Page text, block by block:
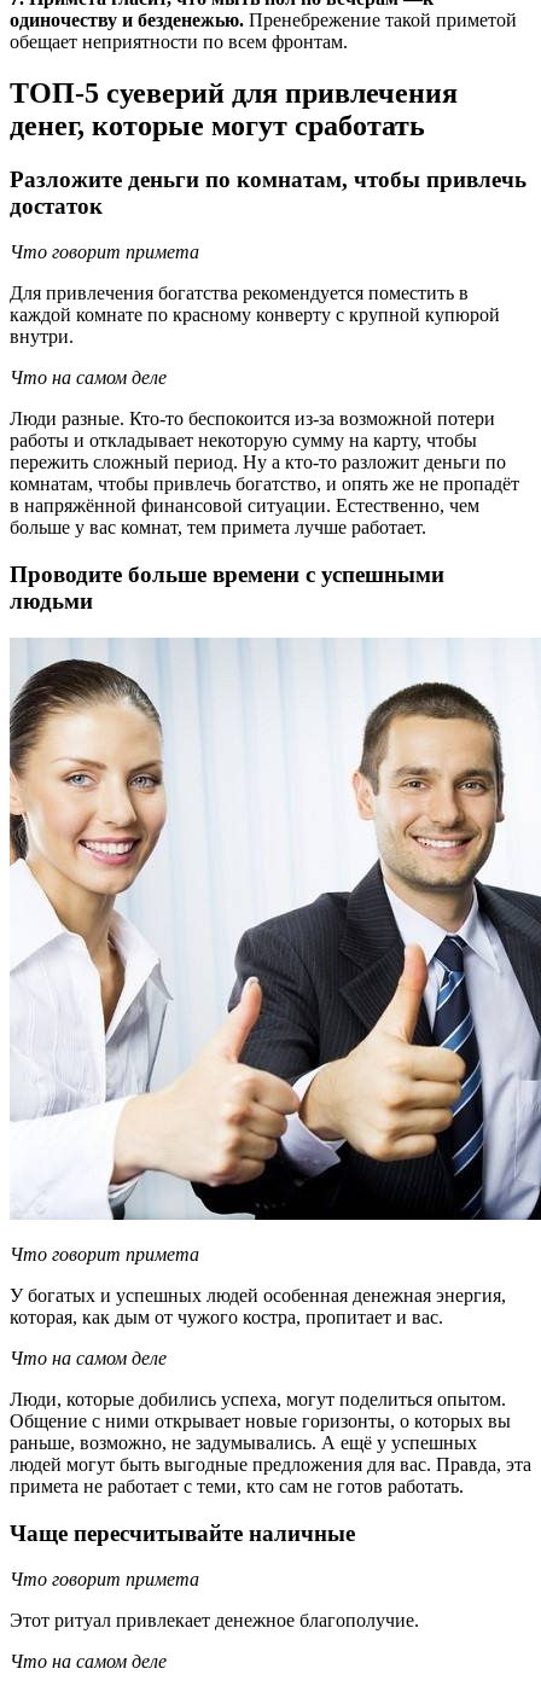
одиночеству и безденежью. Пренебрежение такой приметой
обещает неприятности по всем фронтам.
ТОП-5 суеверий для привлечения
денег, которые могут сработать
Разложите деньги по комнатам, чтобы привлечь
достаток
Что говорит примета
Для привлечения богатства рекомендуется поместить в
каждой комнате по красному конверту с крупной купюрой
внутри.
Что на самом деле
Люди разные. Кто-то беспокоится из-за возможной потери
работы и откладывает некоторую сумму на карту, чтобы
пережить сложный период. Ну а кто-то разложит деньги по
комнатам, чтобы привлечь богатство, и опять же не пропадёт
в напряжённой финансовой ситуации. Естественно, чем
больше у вас комнат, тем примета лучше работает.
Проводите больше времени с успешными
людьми
Что говорит примета
У богатых и успешных людей особенная денежная энергия,
которая, как дым от чужого костра, пропитает и вас.
Что на самом деле
Люди, которые добились успеха, могут поделиться опытом.
Общение с ними открывает новые горизонты, о которых вы
раньше, возможно, не задумывались. А ещё у успешных
людей могут быть выгодные предложения для вас. Правда, эта
примета не работает с теми, кто сам не готов работать.
Чаще пересчитывайте наличные
Что говорит примета
Этот ритуал привлекает денежное благополучие.
Что на самом деле